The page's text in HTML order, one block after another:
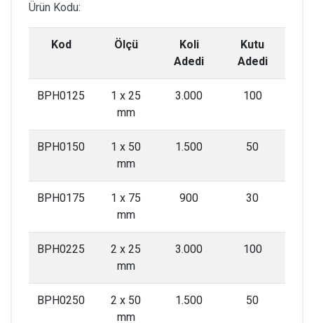
Ürün Kodu:
Kod Ölçü
Koli
Adedi
Kutu
Adedi
BPH0125
1 x 25
mm
3.000 100
BPH0150
1 x 50
mm
1.500 50
BPH0175
1 x 75
mm
900 30
BPH0225
2 x 25
mm
3.000 100
BPH0250
2 x 50
mm
1.500 50